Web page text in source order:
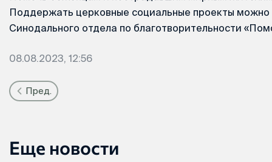
Поддержать церковные социальные проекты
Синодального отдела по благотворительности
08.08.2023, 12:56
Пред.
Еще новости